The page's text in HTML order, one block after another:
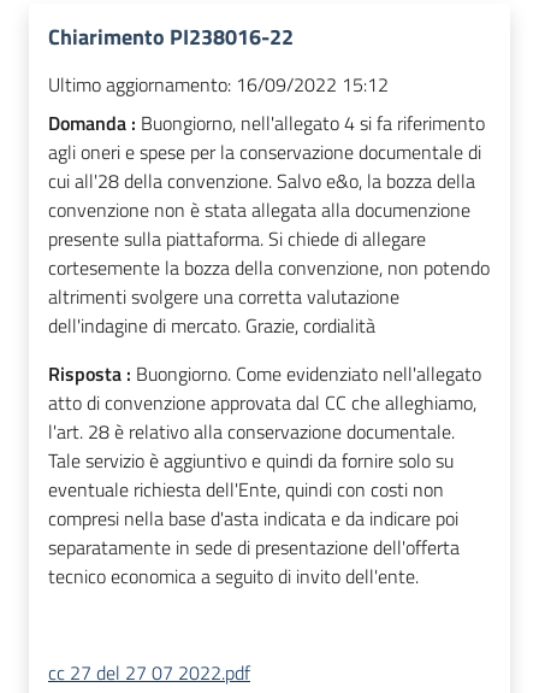
Chiarimento PI238016-22
Ultimo aggiornamento: 16/09/2022 15:12
Domanda : Buongiorno, nell'allegato 4 si fa riferimento
agli oneri e spese per la conservazione documentale di
cui all'28 della convenzione. Salvo e&o, la bozza della
convenzione non è stata allegata alla documenzione
presente sulla piattaforma. Si chiede di allegare
cortesemente la bozza della convenzione, non potendo
altrimenti svolgere una corretta valutazione
dell'indagine di mercato. Grazie, cordialità
Risposta : Buongiorno. Come evidenziato nell'allegato
atto di convenzione approvata dal CC che alleghiamo,
l'art. 28 è relativo alla conservazione documentale.
Tale servizio è aggiuntivo e quindi da fornire solo su
eventuale richiesta dell'Ente, quindi con costi non
compresi nella base d'asta indicata e da indicare poi
separatamente in sede di presentazione dell'offerta
tecnico economica a seguito di invito dell'ente.
cc 27 del 27 07 2022.pdf